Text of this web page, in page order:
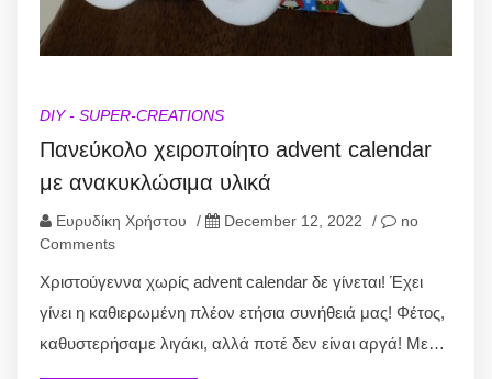
DIY - SUPER-CREATIONS
Πανεύκολο χειροποίητο advent calendar
με ανακυκλώσιμα υλικά
Ευρυδίκη Χρήστου / December 12, 2022 /
no
Comments
Χριστούγεννα χωρίς advent calendar δε γίνεται! Έχει
γίνει η καθιερωμένη πλέον ετήσια συνήθειά μας! Φέτος,
καθυστερήσαμε λιγάκι, αλλά ποτέ δεν είναι αργά! Με…